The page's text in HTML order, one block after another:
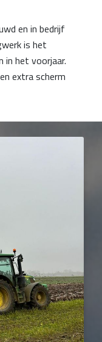
en in bedrijf
is het
in het voorjaar.
extra scherm